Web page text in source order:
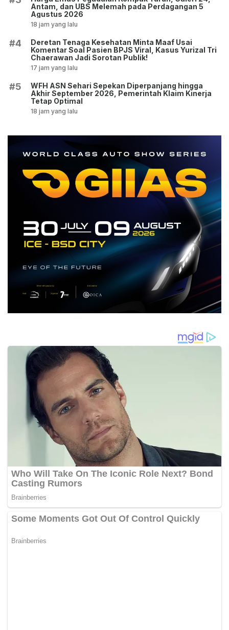
Antam, dan UBS Melemah pada Perdagangan 5
Agustus 2026
18 jam yang lalu
#4
Deretan Tenaga Kesehatan Minta Maaf Usai
Komentar Soal Pasien BPJS Viral, Kasus Yurizal Tri
Chaerawan Jadi Sorotan Publik!
17 jam yang lalu
#5
WFH ASN Sehari Sepekan Diperpanjang hingga
Akhir September 2026, Pemerintah Klaim Kinerja
Tetap Optimal
18 jam yang lalu